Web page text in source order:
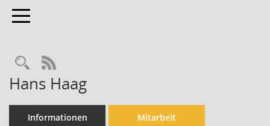
Toggle navigation
Rechercheauswahl
RSS-Feed
Hans Haag
Informationen Mitarbeit